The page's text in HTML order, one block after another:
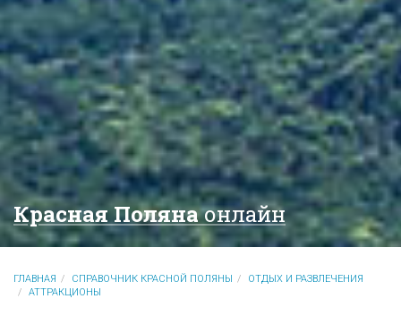
Красная Полянаонлайн
ГЛАВНАЯ СПРАВОЧНИК КРАСНОЙ ПОЛЯНЫ
ОТДЫХ И РАЗВЛЕЧЕНИЯ
АТТРАКЦИОНЫ